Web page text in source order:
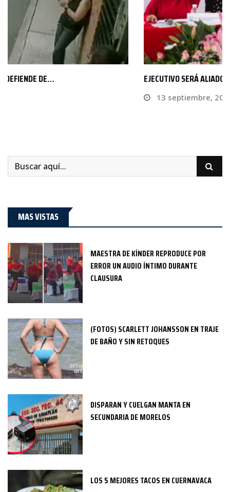
EJECUTIVO SERÁ ALIADO DEL CONGRESO EN DERECHOS DE…
MAS VISTAS
MAESTRA DE KÍNDER REPRODUCE POR
ERROR UN AUDIO ÍNTIMO DURANTE
CLAUSURA
(FOTOS) SCARLETT JOHANSSON EN TRAJE
DE BAÑO Y SIN RETOQUES
DISPARAN Y CUELGAN MANTA EN
SECUNDARIA DE MORELOS
LOS 5 MEJORES TACOS EN CUERNAVACA